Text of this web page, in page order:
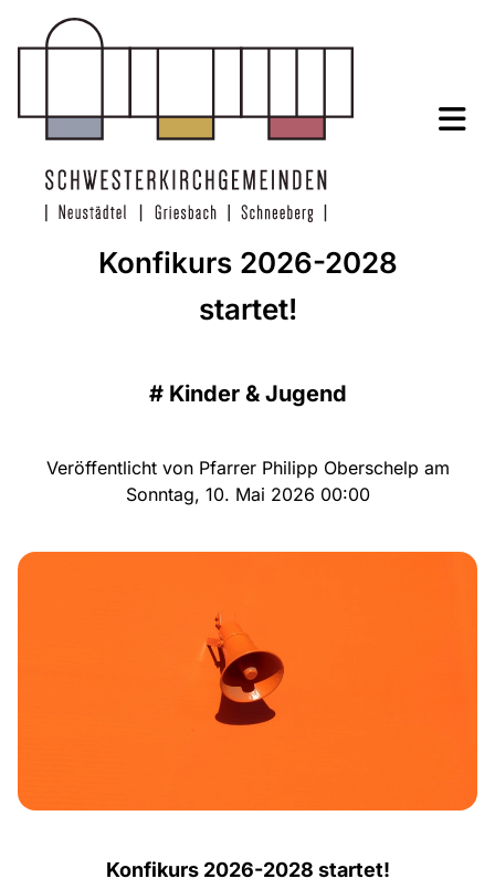
Konfikurs 2026-2028
startet!
# Kinder & Jugend
Veröffentlicht von Pfarrer Philipp Oberschelp am
Sonntag, 10. Mai 2026 00:00
Konfikurs 2026-2028 startet!